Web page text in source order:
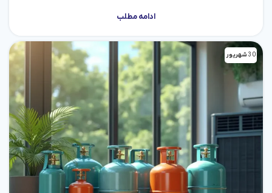
ادامه مطلب
30شهریور